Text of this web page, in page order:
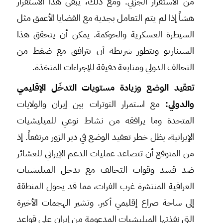
هشاً إذا لم يتم التعامل بجدية مع القضايا الأعمق مثل
السيطرة العسكرية والحوكمة. يمكن أن يتحقق هذا
السيناريو ويتطور شريطة أن يترافق مع ضغط من
التحالف الدولي ومتابعة دقيقة للإجراءات المتخذة.
تعقيد الوضع وزيادة مستويات التدخّل الإقليمي
والدولي: مع استمرار التوترات بين إيران والولايات
المتحدة وما يرافقه من نشاط نوعي للميليشيات
الإيرانية، يظل خطر تعقيد الوضع في دير الزور مرتفعاً. إذ
من المتوقع أن تتصاعد عمليات الدعم الإيراني للعشائر
ضد قسد وقوات التحالف مع تدخل الميليشيات
العراقية المنتشرة غرب الفرات، مما قد يحول المنطقة
إلى ساحة صراع إقليمي أكبر. وتشير الهجمات الأخيرة
التي نفذتها الميليشيات المدعومة من إيران على قواعد